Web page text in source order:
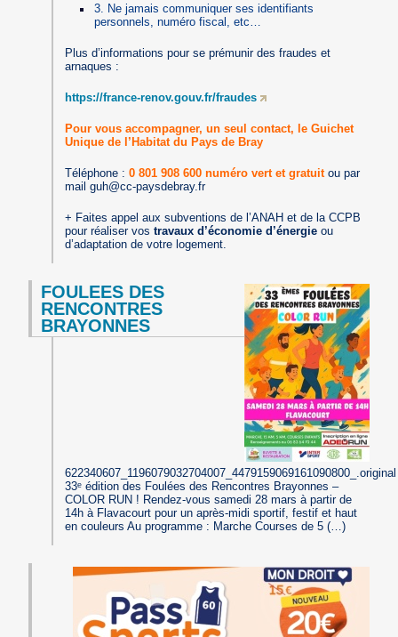
3. Ne jamais communiquer ses identifiants
personnels, numéro fiscal, etc…
Plus d’informations pour se prémunir des fraudes et
arnaques :
https://france-renov.gouv.fr/fraudes
Pour vous accompagner, un seul contact, le Guichet
Unique de l’Habitat du Pays de Bray
Téléphone :0 801 908 600 numéro vert et gratuitou par
mail guh@cc-paysdebray.fr
+ Faites appel aux subventions de l’ANAH et de la CCPB
pour réaliser vostravaux d’économie d’énergie ou
d’adaptation de votre logement.
FOULEES DES
RENCONTRES
BRAYONNES
622340607_1196079032704007_4479159069161090800_.original
33ᵉ édition des Foulées des Rencontres Brayonnes –
COLOR RUN ! Rendez-vous samedi 28 mars à partir de
14h à Flavacourt pour un après-midi sportif, festif et haut
en couleurs Au programme : Marche Courses de 5 (…)